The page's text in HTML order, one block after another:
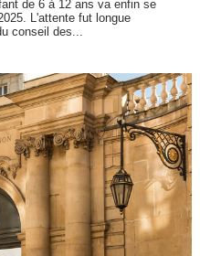
de 6 à 12 ans va enfin se
L'attente fut longue
conseil des...